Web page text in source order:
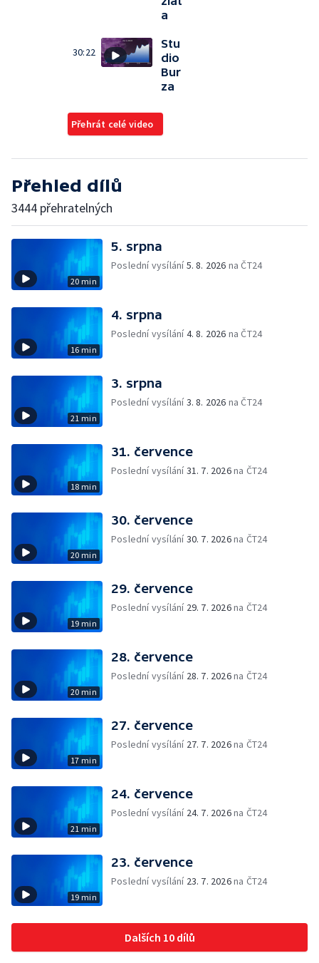
a
30:22
Stu
dio
Bur
za
Přehrát celé video
Přehled dílů
3444 přehratelných
20 min
5. srpna
Poslední vysílání5. 8. 2026 na ČT24
16 min
4. srpna
Poslední vysílání4. 8. 2026 na ČT24
21 min
3. srpna
Poslední vysílání3. 8. 2026 na ČT24
18 min
31. července
Poslední vysílání31. 7. 2026na ČT24
20 min
30. července
Poslední vysílání30. 7. 2026na ČT24
19 min
29. července
Poslední vysílání 29. 7. 2026na ČT24
20 min
28. července
Poslední vysílání 28. 7. 2026na ČT24
17 min
27. července
Poslední vysílání 27. 7. 2026na ČT24
21 min
24. července
Poslední vysílání 24. 7. 2026na ČT24
19 min
23. července
Poslední vysílání 23. 7. 2026na ČT24
Dalších 10 dílů